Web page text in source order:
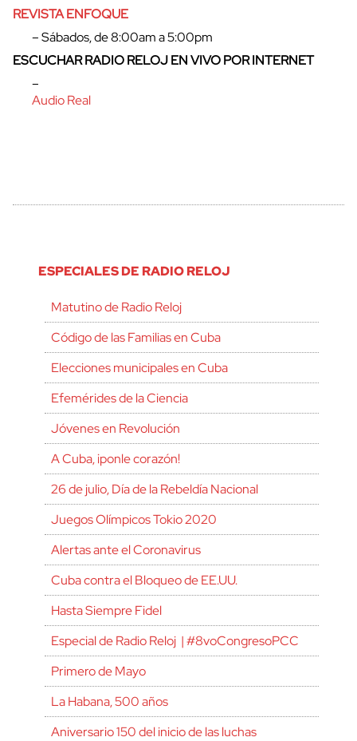
REVISTA ENFOQUE
– Sábados, de 8:00am a 5:00pm
ESCUCHAR RADIO RELOJ EN VIVO POR INTERNET
–
Audio Real
ESPECIALES DE RADIO RELOJ
Matutino de Radio Reloj
Código de las Familias en Cuba
Elecciones municipales en Cuba
Efemérides de la Ciencia
Jóvenes en Revolución
A Cuba, ¡ponle corazón!
26 de julio, Día de la Rebeldía Nacional
Juegos Olímpicos Tokio 2020
Alertas ante el Coronavirus
Cuba contra el Bloqueo de EE.UU.
Hasta Siempre Fidel
Especial de Radio Reloj | #8voCongresoPCC
Primero de Mayo
La Habana, 500 años
Aniversario 150 del inicio de las luchas